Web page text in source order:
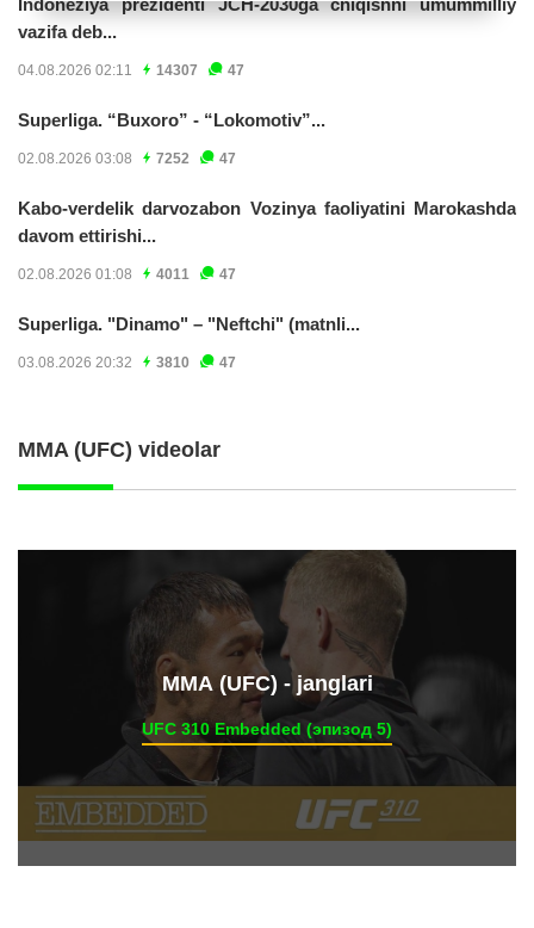
Indoneziya prezidenti JCH-2030ga chiqishni umummilliy
vazifa deb...
04.08.2026 02:11 14307 47
Superliga. “Buxoro” - “Lokomotiv”...
02.08.2026 03:08 7252 47
Kabo-verdelik darvozabon Vozinya faoliyatini Marokashda
davom ettirishi...
02.08.2026 01:08 4011 47
Superliga. "Dinamo" – "Neftchi" (matnli...
03.08.2026 20:32 3810 47
MMA (UFC) videolar
ММА (UFC) - janglari
UFC 310 Embedded (эпизод 5)